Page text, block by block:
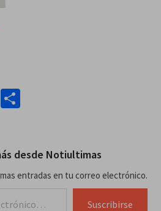
Compartir
desde Notiultimas
entradas en tu correo electrónico.
Suscribirse